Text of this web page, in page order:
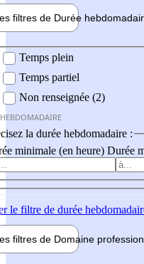
filtres de Durée hebdo
Temps plein
Temps partiel
Non renseignée (2)
la durée hebdomadaire :
minimale (en heure) Durée
le filtre de durée
filtres de Domaine pro